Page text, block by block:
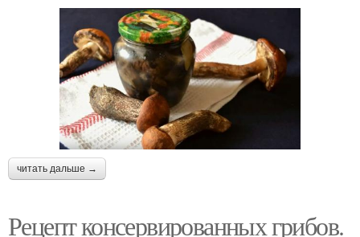
читать дальше →
Рецепт консервированных грибов.